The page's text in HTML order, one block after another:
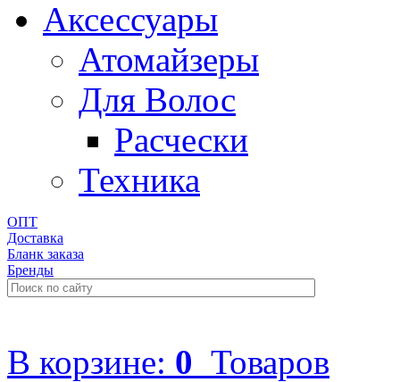
Aксессуары
Атомайзеры
Для Волос
Расчески
Техника
ОПТ
Доставка
Бланк заказа
Бренды
В корзине: 0 Товаров